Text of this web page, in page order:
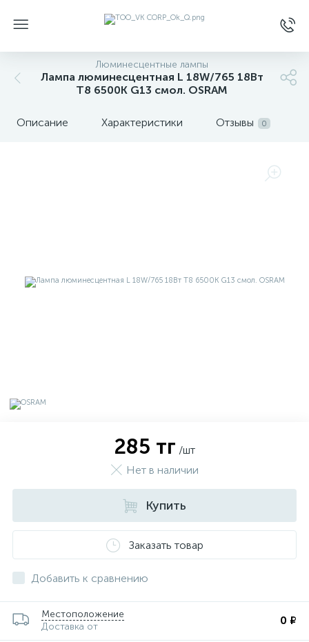
Люминесцентные лампы
Лампа люминесцентная L 18W/765 18Вт
T8 6500К G13 смол. OSRAM
Описание Характеристики Отзывы 0
285 тг /шт
Нет в наличии
Купить
Заказать товар
Добавить к сравнению
Местоположение
Доставка от
0 ₽